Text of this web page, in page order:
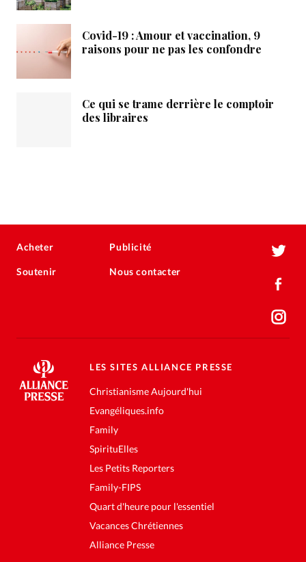
Covid-19 : Amour et vaccination, 9
raisons pour ne pas les confondre
Ce qui se trame derrière le comptoir
des libraires
Acheter
Soutenir
Publicité
Nous contacter
LES SITES ALLIANCE PRESSE
Christianisme Aujourd'hui
Evangéliques.info
Family
SpirituElles
Les Petits Reporters
Family-FIPS
Quart d'heure pour l'essentiel
Vacances Chrétiennes
Alliance Presse